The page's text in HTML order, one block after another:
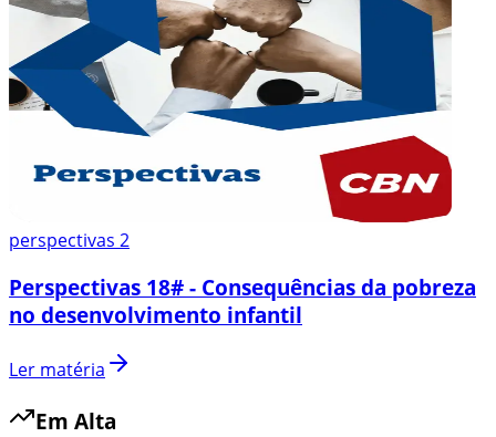
perspectivas 2
Perspectivas 18# - Consequências da pobreza
no desenvolvimento infantil
Ler matéria
Em Alta